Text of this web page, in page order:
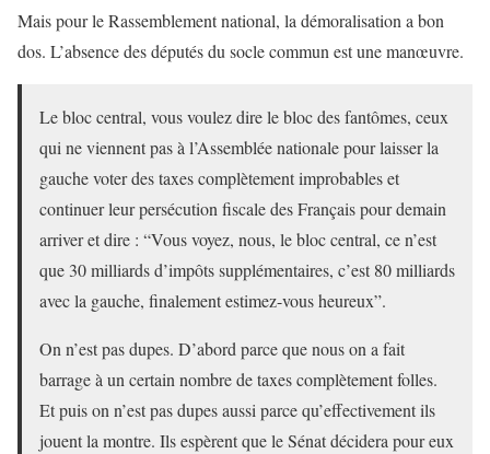
Mais pour le Rassemblement national, la démoralisation a bon
dos. L’absence des députés du socle commun est une manœuvre.
Le bloc central, vous voulez dire le bloc des fantômes, ceux
qui ne viennent pas à l’Assemblée nationale pour laisser la
gauche voter des taxes complètement improbables et
continuer leur persécution fiscale des Français pour demain
arriver et dire : “Vous voyez, nous, le bloc central, ce n’est
que 30 milliards d’impôts supplémentaires, c’est 80 milliards
avec la gauche, finalement estimez-vous heureux”.
On n’est pas dupes. D’abord parce que nous on a fait
barrage à un certain nombre de taxes complètement folles.
Et puis on n’est pas dupes aussi parce qu’effectivement ils
jouent la montre. Ils espèrent que le Sénat décidera pour eux